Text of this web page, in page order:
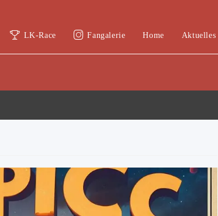
LK-Race Fangalerie Home Aktuelles